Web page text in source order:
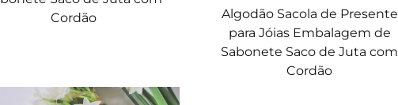
Cordão
Algodão Sacola de Presente
para Jóias Embalagem de
Sabonete Saco de Juta com
Cordão